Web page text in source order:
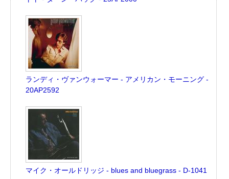
ランディ・ヴァンウォーマー - アメリカン・モーニング -
20AP2592
マイク・オールドリッジ - blues and bluegrass - D-1041